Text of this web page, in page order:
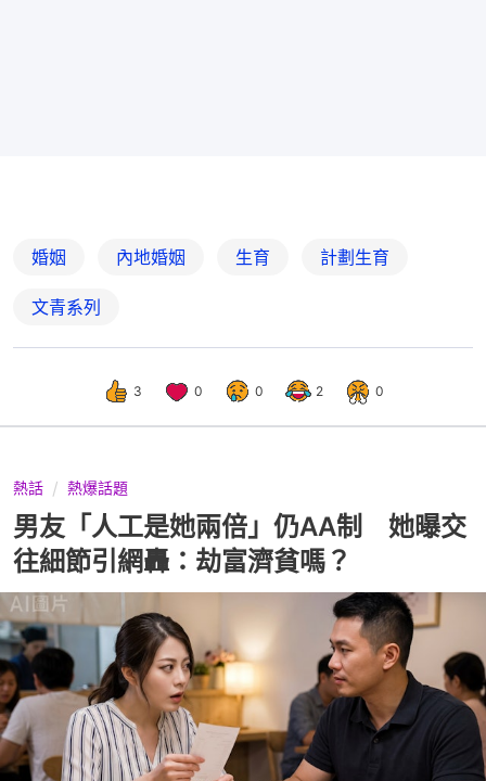
婚姻 內地婚姻 生育 計劃生育
文青系列
3 0 0 2 0
熱話 熱爆話題
男友「人工是她兩倍」仍AA制 她曝交
往細節引網轟：劫富濟貧嗎？